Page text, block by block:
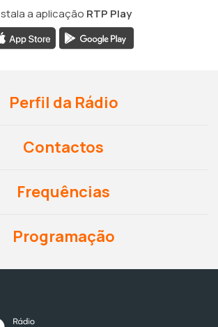
a aplicação RTP Play
Perfil da Rádio
Contactos
Frequências
Programação